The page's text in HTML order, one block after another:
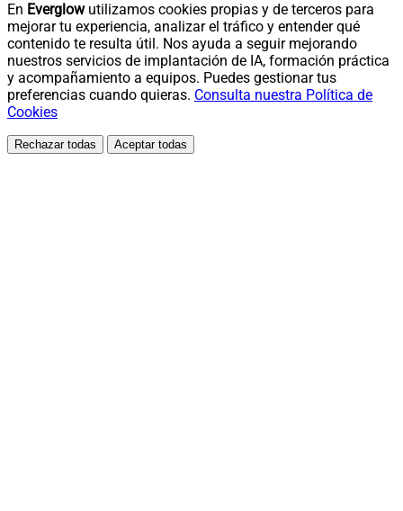
En Everglowutilizamos cookies propias y de terceros para
mejorar tu experiencia, analizar el tráfico y entender qué
contenido te resulta útil. Nos ayuda a seguir mejorando
nuestros servicios de implantación de IA, formación práctica
y acompañamiento a equipos. Puedes gestionar tus
preferencias cuando quieras. Consulta nuestra Política de
Cookies
Rechazar todas Aceptar todas